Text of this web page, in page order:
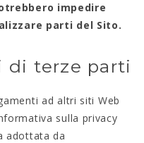
impedire
parti del Sito.
di terze parti
ad altri siti Web
sulla privacy
adottata da